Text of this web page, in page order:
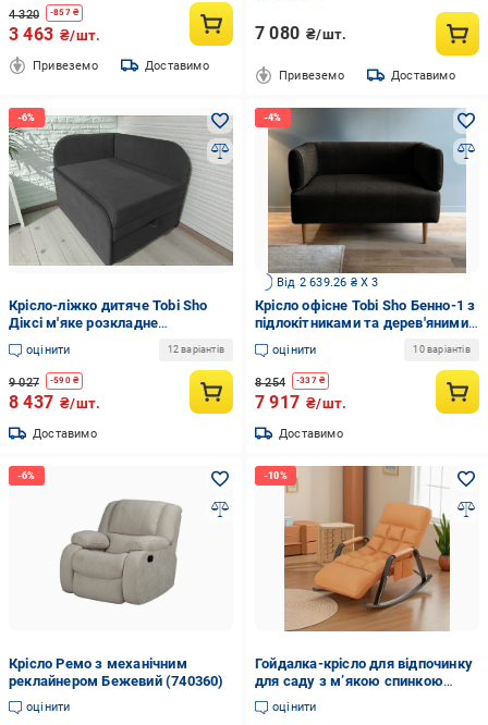
4 320 -857₴
3 463 ₴/шт.
Привеземо Доставимо
7 080 ₴/шт.
Привеземо Доставимо
Крісло-ліжко дитяче Tobi Sho
Діксі м'яке розкладне
лівостороннє велюр
950х750х700 мм Fiore Grafit
оцінити 12 варіантів
9 027 -590₴
8 437 ₴/шт.
Доставимо
Від 2 639.26 ₴ X 3
Крісло офісне Tobi Sho Бенно-1 з
підлокітниками та дерев'яними
ніжками букле Alpaca
1000х720х750 мм Чорний/99
(4757658)
оцінити 10 варіантів
8 254 -337₴
7 917 ₴/шт.
Доставимо
Крісло Ремо з механічним
реклайнером Бежевий (740360)
оцінити
Гойдалка-крісло для відпочинку
для саду з м’якою спинкою
145х60х71 см Помаранчевий
оцінити